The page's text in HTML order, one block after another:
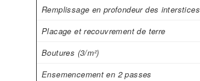
Remplissage en profondeur des interstices
Placage et recouvrement de terre
Boutures (3/m²)
Ensemencement en 2 passes